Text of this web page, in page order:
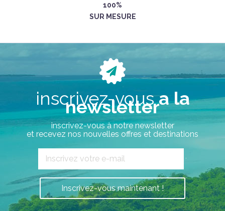
100%
SUR MESURE
inscrivez-vousa la
newsletter
inscrivez-vous à notre newsletter
et recevez nos nouvelles offres et destinations
`
Inscrivez-vous maintenant !